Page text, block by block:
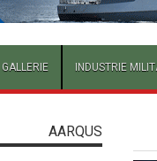
INDUSTRIE
GALLERIE
AARQUS